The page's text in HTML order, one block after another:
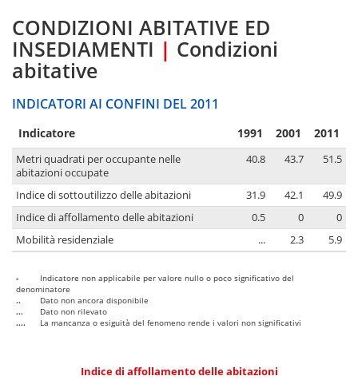
CONDIZIONI ABITATIVE ED
INSEDIAMENTI | Condizioni
abitative
INDICATORI AI CONFINI DEL 2011
Indicatore 1991 2001 2011
Metri quadrati per occupante nelle
abitazioni occupate
40.8 43.7 51.5
Indice di sottoutilizzo delle abitazioni 31.9 42.1
49.9
Indice di affollamento delle abitazioni
0.5 0
0
Mobilità residenziale
... 2.3 5.9
-
Indicatore non applicabile per valore nullo o poco significativo del
denominatore
..
Dato non ancora disponibile
...
Dato non rilevato
....
La mancanza o esiguità del fenomeno rende i valori non significativi
Indice di affollamento delle abitazioni